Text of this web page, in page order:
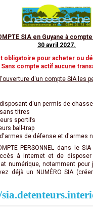
SIA en Guyane à
30 avril 2027.
obligatoire pour acheter ou
compte actif aucune
d'un compte SIA les
d'un permis de
titres
sportifs
ball-trap
de défense et d'armes
PERSONNEL dans le
à internet et de
numérique, notamment
déjà un NUMÉRO SIA